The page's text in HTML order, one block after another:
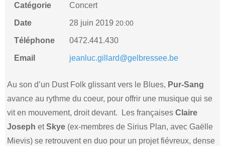
Catégorie Concert
Date 28 juin 2019 20:00
Téléphone 0472.441.430
Email jeanluc.gillard@gelbressee.be
Au son d’un Dust Folk glissant vers le Blues, Pur-Sang
avance au rythme du coeur, pour offrir une musique qui se
vit en mouvement, droit devant. Les françaisesClaire
Joseph etSkye (ex-membres de Sirius Plan, avec Gaëlle
Mievis) se retrouvent en duo pour un projet fiévreux, dense